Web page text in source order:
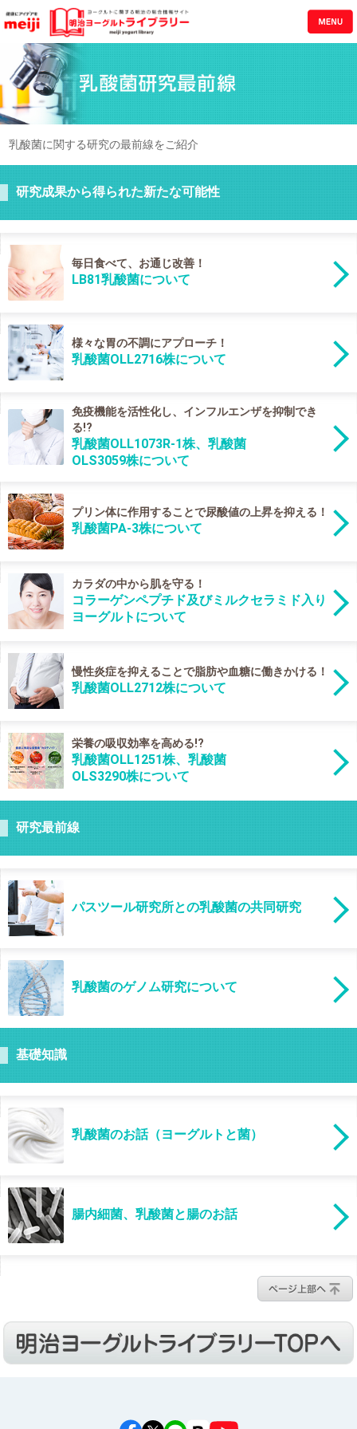
乳酸菌に関する研究の最前線をご紹介
研究成果から得られた新たな可能性
毎日食べて、お通じ改善！
LB81乳酸菌について
様々な胃の不調にアプローチ！
乳酸菌OLL2716株について
免疫機能を活性化し、インフルエンザを抑制でき
る!?
乳酸菌OLL1073R-1株、乳酸菌
OLS3059株について
プリン体に作用することで尿酸値の上昇を抑える！
乳酸菌PA-3株について
カラダの中から肌を守る！
コラーゲンペプチド及びミルクセラミド入り
ヨーグルトについて
慢性炎症を抑えることで脂肪や血糖に働きかける！
乳酸菌OLL2712株について
栄養の吸収効率を高める!?
乳酸菌OLL1251株、乳酸菌
OLS3290株について
研究最前線
パスツール研究所との乳酸菌の共同研究
乳酸菌のゲノム研究について
基礎知識
乳酸菌のお話（ヨーグルトと菌）
腸内細菌、乳酸菌と腸のお話